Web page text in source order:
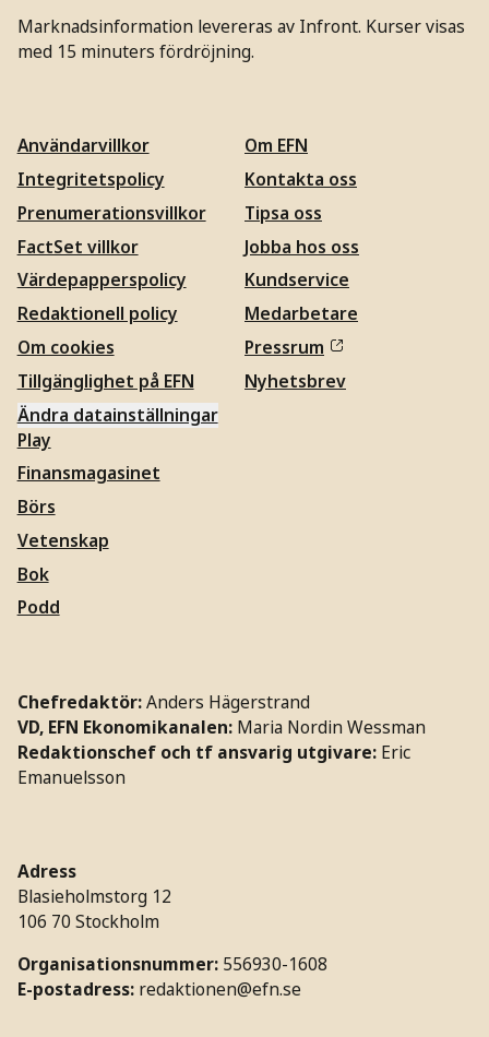
Marknadsinformation levereras av Infront. Kurser visas
med 15 minuters fördröjning.
Användarvillkor
Integritetspolicy
Prenumerationsvillkor
FactSet villkor
Värdepapperspolicy
Redaktionell policy
Om cookies
Tillgänglighet på EFN
Ändra datainställningar
Om EFN
Kontakta oss
Tipsa oss
Jobba hos oss
Kundservice
Medarbetare
Pressrum
Nyhetsbrev
Play
Finansmagasinet
Börs
Vetenskap
Bok
Podd
Chefredaktör:Anders Hägerstrand
VD, EFN Ekonomikanalen: Maria Nordin Wessman
Redaktionschef och tf ansvarig utgivare: Eric
Emanuelsson
Adress
Blasieholmstorg 12
106 70 Stockholm
Organisationsnummer: 556930-1608
E-postadress: redaktionen@efn.se